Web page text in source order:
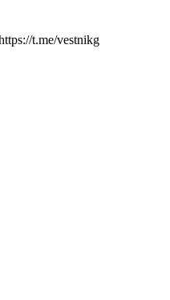
t.me/vestnikg